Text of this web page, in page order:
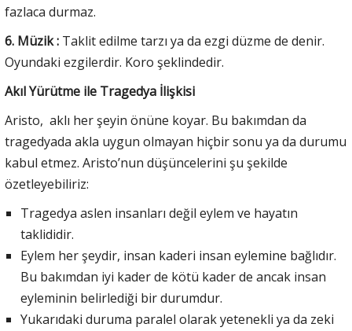
fazlaca durmaz.
6. Müzik : Taklit edilme tarzı ya da ezgi düzme de denir.
Oyundaki ezgilerdir. Koro şeklindedir.
Akıl Yürütme ile Tragedya İlişkisi
Aristo, aklı her şeyin önüne koyar. Bu bakımdan da
tragedyada akla uygun olmayan hiçbir sonu ya da durumu
kabul etmez. Aristo’nun düşüncelerini şu şekilde
özetleyebiliriz:
Tragedya aslen insanları değil eylem ve hayatın
taklididir.
Eylem her şeydir, insan kaderi insan eylemine bağlıdır.
Bu bakımdan iyi kader de kötü kader de ancak insan
eyleminin belirlediği bir durumdur.
Yukarıdaki duruma paralel olarak yetenekli ya da zeki